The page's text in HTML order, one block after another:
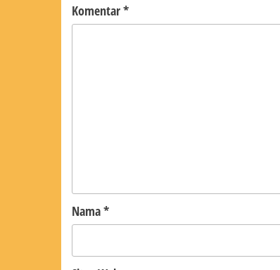
Komentar*
Nama*